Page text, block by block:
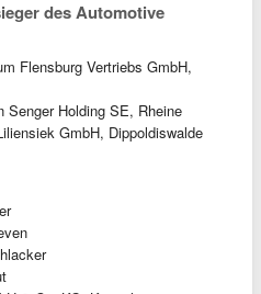
des Automotive
Flensburg Vertriebs GmbH,
Senger Holding SE, Rheine
GmbH, Dippoldiswalde